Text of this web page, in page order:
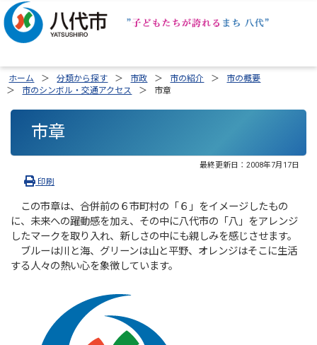
ホーム 分類から探す 市政 市の紹介
市の概要
市のシンボル・交通アクセス
市章
市章
最終更新日： 2008年7月17日
印刷
この市章は、合併前の６市町村の「６」をイメージしたもの
に、未来への躍動感を加え、その中に八代市の「八」をアレンジ
したマークを取り入れ、新しさの中にも親しみを感じさせます。
ブルーは川と海、グリーンは山と平野、オレンジはそこに生活
する人々の熱い心を象徴しています。